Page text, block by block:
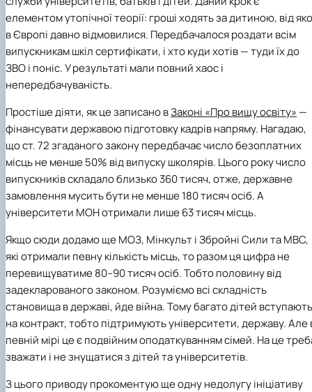
елементом утопічної теорії: гроші ходять за дитиною, від
в Європі давно відмовилися. Передбачалося роздати всім
випускникам шкіл сертифікати, і хто куди хотів — туди їх до
ЗВО і поніс. У результаті мали повний хаос і
непередбачуваність.
Простіше діяти, як це записано вЗаконі «Про вищу освіту» —
фінансувати державою підготовку кадрів напряму. Нагадаю,
що ст. 72 згаданого закону передбачає число безоплатних
місць не менше 50% від випуску школярів. Цього року число
випускників складало близько 360 тисяч, отже, державне
замовлення мусить бути не менше 180 тисяч осіб. А
університети МОН отримали лише 63 тисяч місць.
Якщо сюди додамо щеМОЗ, МінкультіЗбройні СилитаМВС,
які отримали певну кількість місць, то разом ця цифра не
перевищуватиме 80–90 тисяч осіб. Тобто половину від
задекларованого законом. Розуміємо всі складність
становища в державі, йде війна. Тому багато дітей вступають
на контракт, тобто підтримують університети, державу. Але
певній мірі це є подвійним оподаткуванням сімей. На це
зважати і не знущатися з дітей та університетів.
З цього приводу прокоментую ще одну недолугу ініціативу